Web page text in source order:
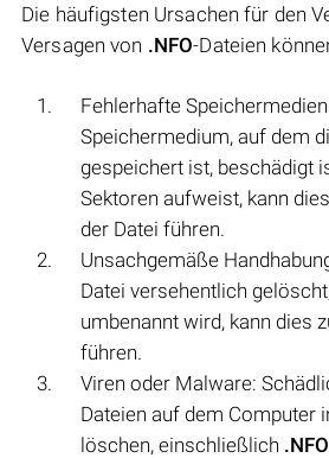
Die häufigsten Ursachen für den
Versagen von .NFO-Dateien
Fehlerhafte
Speichermedium, auf dem
gespeichert ist, beschädigt
Sektoren aufweist, kann
der Datei führen.
Unsachgemäße
Datei versehentlich
umbenannt wird, kann dies
führen.
Viren oder Malware:
Dateien auf dem Computer
löschen, einschließlich .NFO